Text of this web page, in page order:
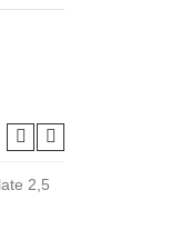
2,5